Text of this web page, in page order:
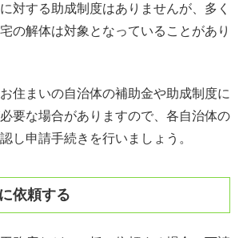
対する助成制度はありませんが、多く
の解体は対象となっていることがあり
住まいの自治体の補助金や助成制度に
要な場合がありますので、各自治体の
し申請手続きを行いましょう。
依頼する